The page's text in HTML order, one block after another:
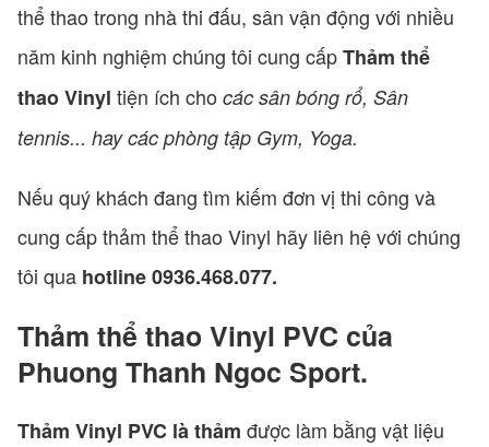
thể thao trong nhà thi đấu, sân vận động với nhiều
năm kinh nghiệm chúng tôi cung cấpThảm thể
thao Vinyl tiện ích cho các sân bóng rổ, Sân
tennis... hay các phòng tập Gym, Yoga.
Nếu quý khách đang tìm kiếm đơn vị thi công và
cung cấp thảm thể thao Vinyl hãy liên hệ với chúng
tôi qua hotline 0936.468.077.
Thảm thể thao Vinyl PVC của
Phuong Thanh Ngoc Sport.
Thảm Vinyl PVC là thảm được làm bằng vật liệu